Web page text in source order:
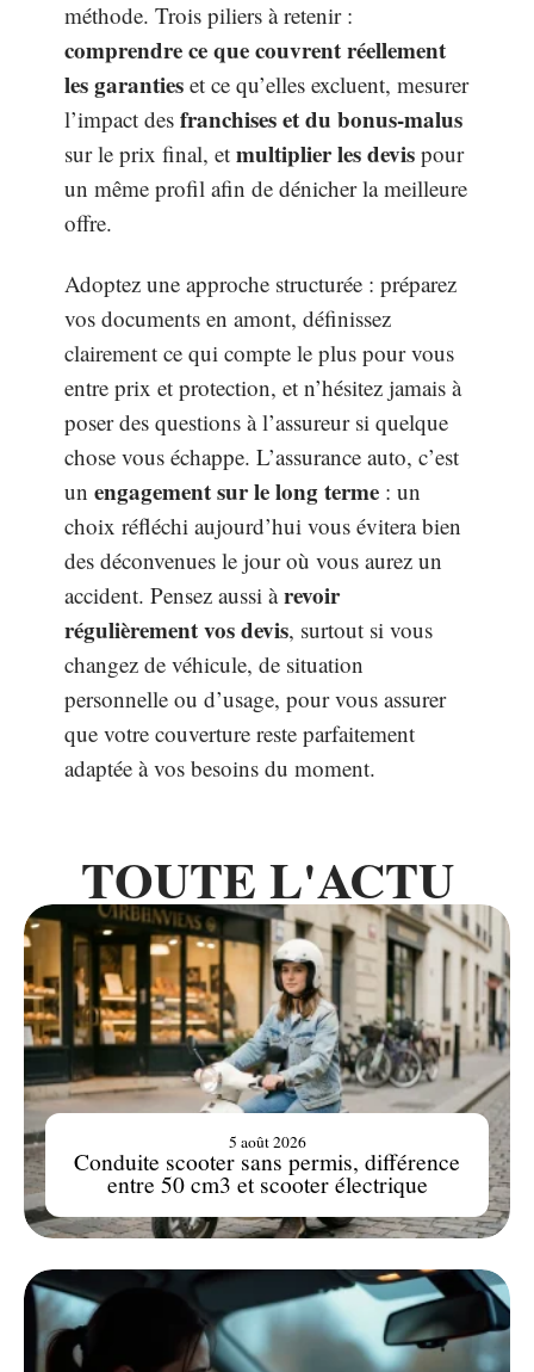
méthode. Trois piliers à retenir :
comprendre ce que couvrent réellement
les garanties et ce qu’elles excluent, mesurer
l’impact des franchises et du bonus-malus
sur le prix final, et multiplier les devis pour
un même profil afin de dénicher la meilleure
offre.
Adoptez une approche structurée : préparez
vos documents en amont, définissez
clairement ce qui compte le plus pour vous
entre prix et protection, et n’hésitez jamais à
poser des questions à l’assureur si quelque
chose vous échappe. L’assurance auto, c’est
un engagement sur le long terme : un
choix réfléchi aujourd’hui vous évitera bien
des déconvenues le jour où vous aurez un
accident. Pensez aussi àrevoir
régulièrement vos devis, surtout si vous
changez de véhicule, de situation
personnelle ou d’usage, pour vous assurer
que votre couverture reste parfaitement
adaptée à vos besoins du moment.
TOUTE L'ACTU
Conduite scooter sans permis, différence
entre 50 cm3 et scooter électrique
5 août 2026